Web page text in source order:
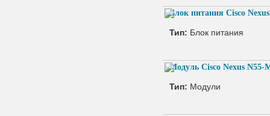
Блок питания Cisco
Тип: Блок питания
Модуль Cisco Nexus N55-
Тип: Модули